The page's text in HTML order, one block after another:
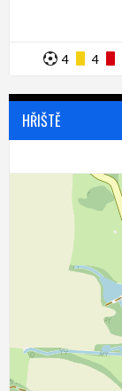
4 4
HŘIŠTĚ